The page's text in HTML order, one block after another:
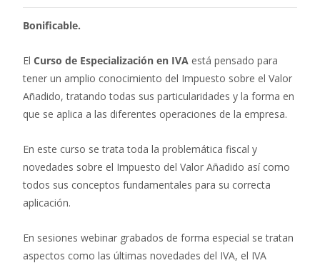
Bonificable.
El Curso de Especialización en IVA está pensado para
tener un amplio conocimiento del Impuesto sobre el Valor
Añadido, tratando todas sus particularidades y la forma en
que se aplica a las diferentes operaciones de la empresa.
En este curso se trata toda la problemática fiscal y
novedades sobre el Impuesto del Valor Añadido así como
todos sus conceptos fundamentales para su correcta
aplicación.
En sesiones webinar grabados de forma especial se tratan
aspectos como las últimas novedades del IVA, el IVA